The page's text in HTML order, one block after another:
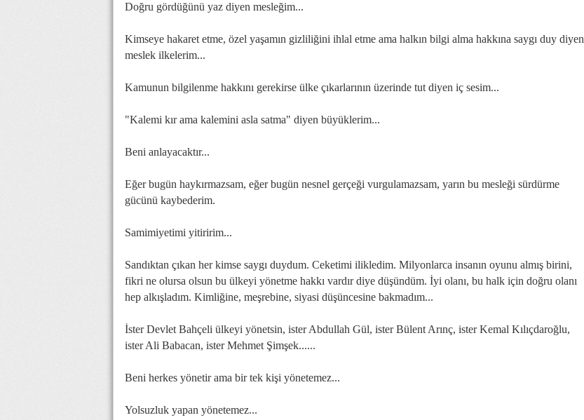
Doğru gördüğünü yaz diyen mesleğim...
Kimseye hakaret etme, özel yaşamın gizliliğini ihlal etme ama halkın bilgi alma hakkına saygı duy diyen
meslek ilkelerim...
Kamunun bilgilenme hakkını gerekirse ülke çıkarlarının üzerinde tut diyen iç sesim...
"Kalemi kır ama kalemini asla satma" diyen büyüklerim...
Beni anlayacaktır...
Eğer bugün haykırmazsam, eğer bugün nesnel gerçeği vurgulamazsam, yarın bu mesleği sürdürme
gücünü kaybederim.
Samimiyetimi yitiririm...
Sandıktan çıkan her kimse saygı duydum. Ceketimi ilikledim. Milyonlarca insanın oyunu almış birini,
fikri ne olursa olsun bu ülkeyi yönetme hakkı vardır diye düşündüm. İyi olanı, bu halk için doğru olanı
hep alkışladım. Kimliğine, meşrebine, siyasi düşüncesine bakmadım...
İster Devlet Bahçeli ülkeyi yönetsin, ister Abdullah Gül, ister Bülent Arınç, ister Kemal Kılıçdaroğlu,
ister Ali Babacan, ister Mehmet Şimşek......
Beni herkes yönetir ama bir tek kişi yönetemez...
Yolsuzluk yapan yönetemez...